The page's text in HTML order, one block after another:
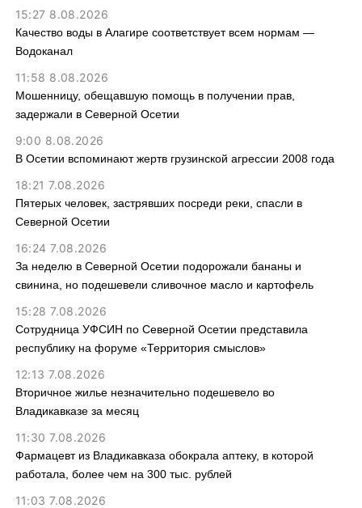
15:27 8.08.2026
Качество воды в Алагире соответствует всем нормам —
Водоканал
11:58 8.08.2026
Мошенницу, обещавшую помощь в получении прав,
задержали в Северной Осетии
9:00 8.08.2026
В Осетии вспоминают жертв грузинской агрессии 2008 года
18:21 7.08.2026
Пятерых человек, застрявших посреди реки, спасли в
Северной Осетии
16:24 7.08.2026
За неделю в Северной Осетии подорожали бананы и
свинина, но подешевели сливочное масло и картофель
15:28 7.08.2026
Сотрудница УФСИН по Северной Осетии представила
республику на форуме «Территория смыслов»
12:13 7.08.2026
Вторичное жилье незначительно подешевело во
Владикавказе за месяц
11:30 7.08.2026
Фармацевт из Владикавказа обокрала аптеку, в которой
работала, более чем на 300 тыс. рублей
11:03 7.08.2026